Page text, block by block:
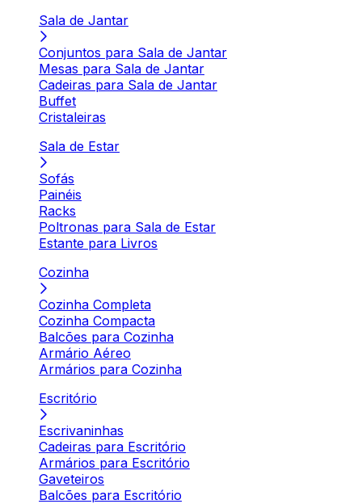
Sala de Jantar
Conjuntos para Sala de Jantar
Mesas para Sala de Jantar
Cadeiras para Sala de Jantar
Buffet
Cristaleiras
Sala de Estar
Sofás
Painéis
Racks
Poltronas para Sala de Estar
Estante para Livros
Cozinha
Cozinha Completa
Cozinha Compacta
Balcões para Cozinha
Armário Aéreo
Armários para Cozinha
Escritório
Escrivaninhas
Cadeiras para Escritório
Armários para Escritório
Gaveteiros
Balcões para Escritório